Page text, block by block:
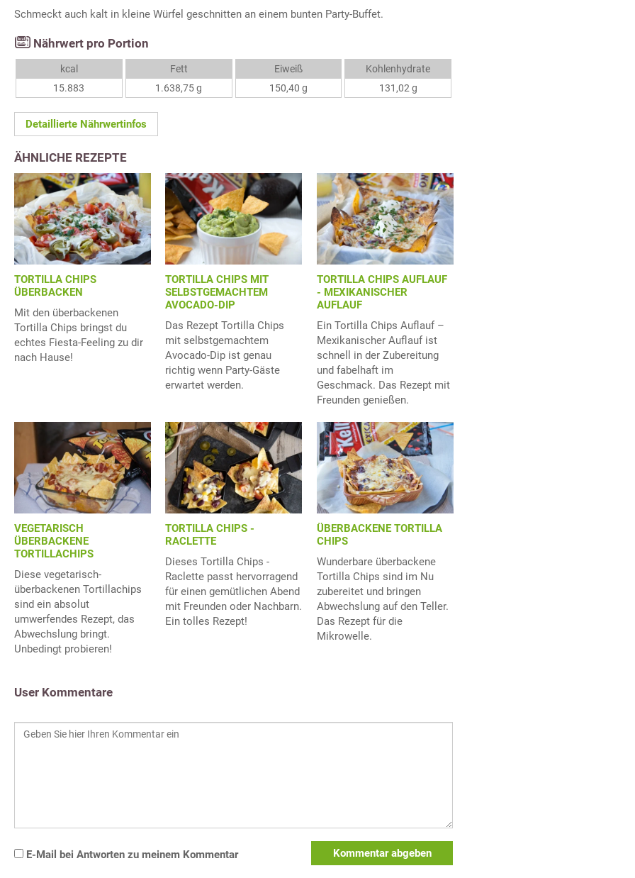
Schmeckt auch kalt in kleine Würfel geschnitten an einem bunten Party-Buffet.
Nährwert pro Portion
kcal
15.883
Fett
1.638,75 g
Eiweiß
150,40 g
Kohlenhydrate
131,02 g
Detaillierte Nährwertinfos
ÄHNLICHE REZEPTE
TORTILLA CHIPS
ÜBERBACKEN
Mit den überbackenen
Tortilla Chips bringst du
echtes Fiesta-Feeling zu dir
nach Hause!
TORTILLA CHIPS MIT
SELBSTGEMACHTEM
AVOCADO-DIP
Das Rezept Tortilla Chips
mit selbstgemachtem
Avocado-Dip ist genau
richtig wenn Party-Gäste
erwartet werden.
TORTILLA CHIPS AUFLAUF
- MEXIKANISCHER
AUFLAUF
Ein Tortilla Chips Auflauf –
Mexikanischer Auflauf ist
schnell in der Zubereitung
und fabelhaft im
Geschmack. Das Rezept mit
Freunden genießen.
VEGETARISCH
ÜBERBACKENE
TORTILLACHIPS
Diese vegetarisch-
überbackenen Tortillachips
sind ein absolut
umwerfendes Rezept, das
Abwechslung bringt.
Unbedingt probieren!
TORTILLA CHIPS -
RACLETTE
Dieses Tortilla Chips -
Raclette passt hervorragend
für einen gemütlichen Abend
mit Freunden oder Nachbarn.
Ein tolles Rezept!
ÜBERBACKENE TORTILLA
CHIPS
Wunderbare überbackene
Tortilla Chips sind im Nu
zubereitet und bringen
Abwechslung auf den Teller.
Das Rezept für die
Mikrowelle.
User Kommentare
E-Mail bei Antworten zu meinem Kommentar Kommentar abgeben